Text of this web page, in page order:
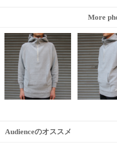
More
Audienceのオススメ